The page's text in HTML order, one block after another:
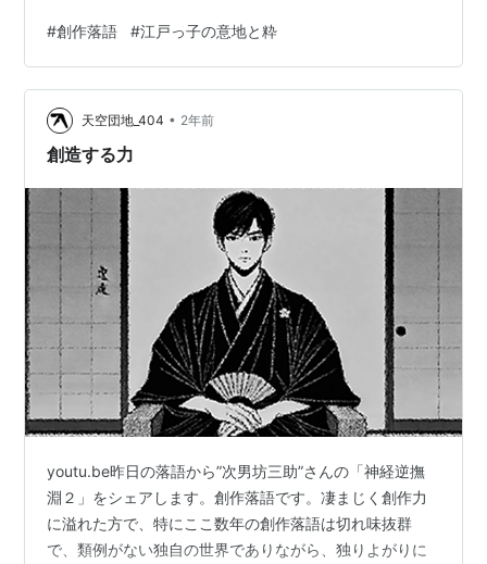
くとラーメン屋さんに入ったら、まああるのは 普通、固
めなんていう麺の硬さがあるもんですね。 これにもいろ
いろござんして、固めの次は「ばりかた」これ、博多の
方便で「すごく」ってのが「ばり」で「ばりかた」 これ
じゃあ負けてらんねえってんで出来たのが「はりがね」
#創作落語 #江戸っ子の意地と粋
天空団地_404 • 2年前
創造する力
youtu.be昨日の落語から”次男坊三助”さんの「神経逆撫
淵２」をシェアします。創作落語です。凄まじく創作力
に溢れた方で、特にここ数年の創作落語は切れ味抜群
で、類例がない独自の世界でありながら、独りよがりに